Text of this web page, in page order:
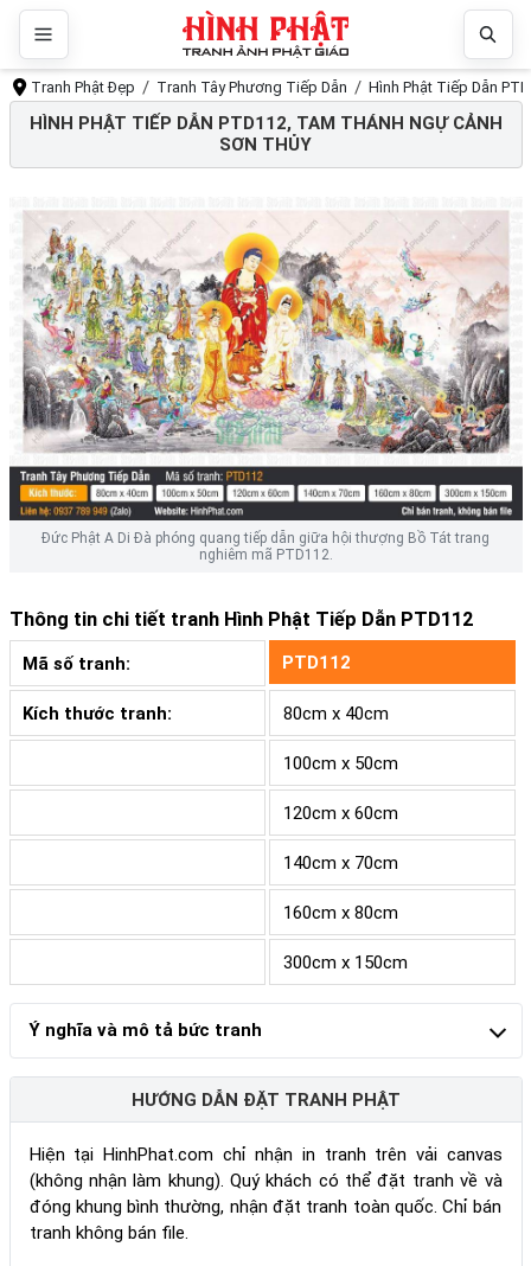
Tranh Phật Đẹp Tranh Tây Phương Tiếp Dẫn Hình Phật Tiếp Dẫn
HÌNH PHẬT TIẾP DẪN PTD112, TAM THÁNH NGỰ CẢNH
SƠN THỦY
Đức Phật A Di Đà phóng quang tiếp dẫn giữa hội thượng Bồ Tát trang
nghiêm mã PTD112.
Thông tin chi tiết tranh Hình Phật Tiếp Dẫn PTD112
Mã số tranh: PTD112
Kích thước tranh: 80cm x 40cm
100cm x 50cm
120cm x 60cm
140cm x 70cm
160cm x 80cm
300cm x 150cm
Ý nghĩa và mô tả bức tranh
HƯỚNG DẪN ĐẶT TRANH PHẬT
Hiện tại HinhPhat.com chỉ nhận in tranh trên vải canvas
(không nhận làm khung). Quý khách có thể đặt tranh về và
đóng khung bình thường, nhận đặt tranh toàn quốc. Chỉ bán
tranh không bán file.